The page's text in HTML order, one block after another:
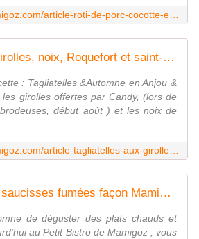
Tagliatelles aux girolles, noix, Roquefort et saint-Jacques de Mamigoz - Chez Mamigoz
: Tagliatelles &Automne en Anjou &
les girolles offertes par Candy, (lors de
début août ) et les noix de
Potée de poulet / saucisses fumées façon Mamigoz - Chez Mamigoz
de déguster des plats chauds et
au Petit Bistro de Mamigoz , vous